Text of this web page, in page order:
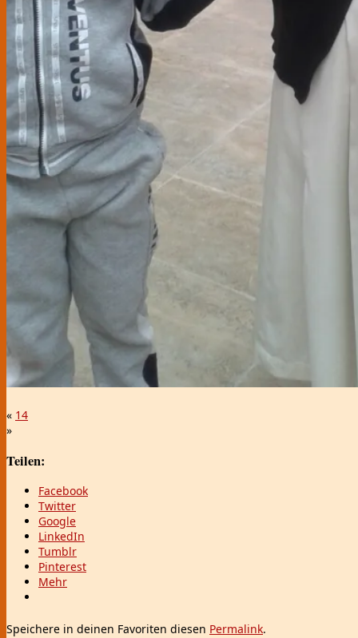
« 14
»
Teilen:
Facebook
Twitter
Google
LinkedIn
Tumblr
Pinterest
Mehr
Speichere in deinen Favoriten diesen Permalink.